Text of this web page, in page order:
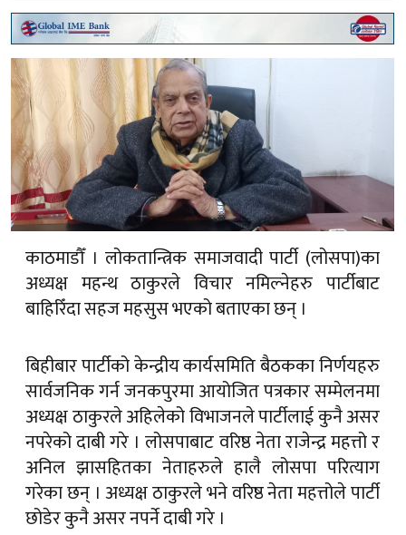
काठमाडौँ । लोकतान्त्रिक समाजवादी पार्टी (लोसपा)का
अध्यक्ष महन्थ ठाकुरले विचार नमिल्नेहरु पार्टीबाट
बाहिरिँदा सहज महसुस भएको बताएका छन् ।
बिहीबार पार्टीको केन्द्रीय कार्यसमिति बैठकका निर्णयहरु
सार्वजनिक गर्न जनकपुरमा आयोजित पत्रकार सम्मेलनमा
अध्यक्ष ठाकुरले अहिलेको विभाजनले पार्टीलाई कुनै असर
नपरेको दाबी गरे । लोसपाबाट वरिष्ठ नेता राजेन्द्र महत्तो र
अनिल झासहितका नेताहरुले हालै लोसपा परित्याग
गरेका छन् । अध्यक्ष ठाकुरले भने वरिष्ठ नेता महत्तोले पार्टी
छोडेर कुनै असर नपर्ने दाबी गरे ।